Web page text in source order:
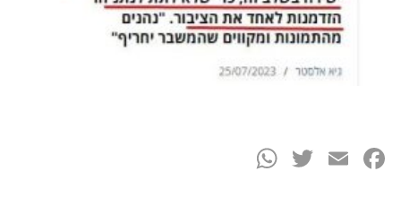
Facebook
Email
Twitter